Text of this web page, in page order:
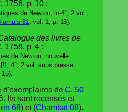
, 1756, p. 10 :
de Newton, in-4°, 2 vol.,
81 , vol. 1, p. 15).
des livres de
, 1758, p. 4 :
de Newton, nouvelle
4°, 2 vol. sous presse
d'exemplaires de C. 50
Ils sont recensés et
68) et (Chambat 08).